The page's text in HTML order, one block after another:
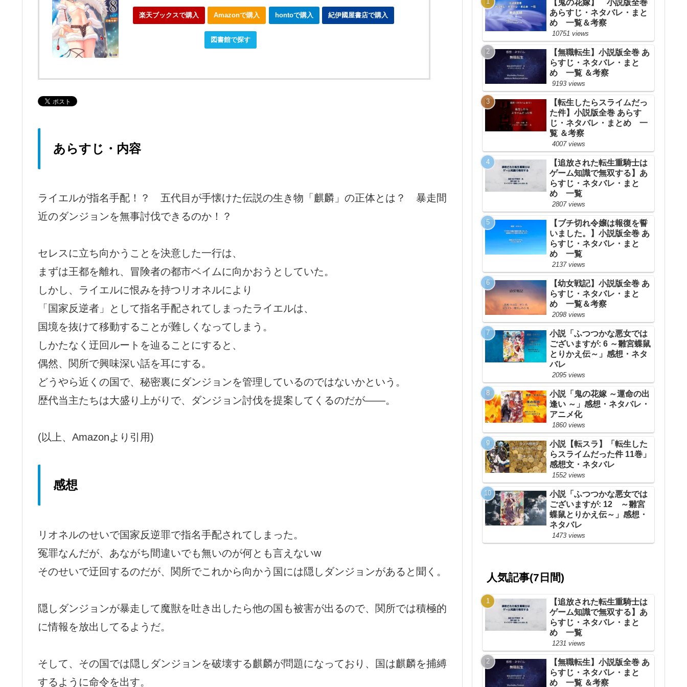
楽天ブックスで購入 Amazonで購入 hontoで購入 紀伊國屋書店で購入
図書館で探す
あらすじ・内容
ライエルが指名手配！？ 五代目が手懐けた伝説の生き物「麒麟」の正体とは？ 暴走間
近のダンジョンを無事討伐できるのか！？
セレスに立ち向かうことを決意した一行は、
まずは王都を離れ、冒険者の都市ベイムに向かおうとしていた。
しかし、ライエルに恨みを持つリオネルにより
「国家反逆者」として指名手配されてしまったライエルは、
国境を抜けて移動することが難しくなってしまう。
しかたなく迂回ルートを辿ることにすると、
偶然、関所で興味深い話を耳にする。
どうやら近くの国で、秘密裏にダンジョンを管理しているのではないかという。
歴代当主たちは大盛り上がりで、ダンジョン討伐を提案してくるのだが――。
(以上、Amazonより引用)
感想
リオネルのせいで国家反逆罪で指名手配されてしまった。
冤罪なんだが、あながち間違いでも無いのが何とも言えないw
そのせいで迂回するのだが、関所でこれから向かう国には隠しダンジョンがあると聞く。
隠しダンジョンが暴走して魔獣を吐き出したら他の国も被害が出るので、関所では積極的
に情報を放出してるようだ。
そして、その国では隠しダンジョンを破壊する麒麟が問題になっており、国は麒麟を捕縛
するように命令を出す。
【鬼の花嫁】 小説版全巻
あらすじ・ネタバレ・まと
め 一覧＆考察
10751 views
【無職転生】小説版全巻 あ
らすじ・ネタバレ・まと
め 一覧 ＆考察
9193 views
【転生したらスライムだっ
た件】小説版全巻 あらす
じ・ネタバレ・まとめ 一
覧 ＆考察
4007 views
【追放された転生重騎士は
ゲーム知識で無双する】あ
らすじ・ネタバレ・まと
め 一覧
2807 views
【ブチ切れ令嬢は報復を誓
いました。】小説版全巻 あ
らすじ・ネタバレ・まと
め 一覧
2137 views
【幼女戦記】小説版全巻 あ
らすじ・ネタバレ・まと
め 一覧＆考察
2098 views
小説「ふつつかな悪女では
ございますが: 6 ～雛宮蝶鼠
とりかえ伝～」感想・ネタ
バレ
2095 views
小説「鬼の花嫁 ～運命の出
逢い ～」感想・ネタバレ・
アニメ化
1860 views
小説【転スラ】「転生した
らスライムだった件 11巻」
感想文・ネタバレ
1552 views
小説「ふつつかな悪女では
ございますが: 12 ～雛宮
蝶鼠とりかえ伝～」感想・
ネタバレ
1473 views
人気記事(7日間)
【追放された転生重騎士は
ゲーム知識で無双する】あ
らすじ・ネタバレ・まと
め 一覧
1231 views
【無職転生】小説版全巻 あ
らすじ・ネタバレ・まと
め 一覧 ＆考察